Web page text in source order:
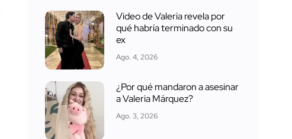
Video de Valeria revela por
qué habría terminado con su
ex
Ago. 4, 2026
¿Por qué mandaron a asesinar
a Valeria Márquez?
Ago. 3, 2026